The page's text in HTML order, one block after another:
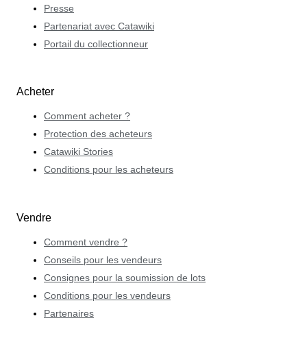
Presse
Partenariat avec Catawiki
Portail du collectionneur
Acheter
Comment acheter ?
Protection des acheteurs
Catawiki Stories
Conditions pour les acheteurs
Vendre
Comment vendre ?
Conseils pour les vendeurs
Consignes pour la soumission de lots
Conditions pour les vendeurs
Partenaires